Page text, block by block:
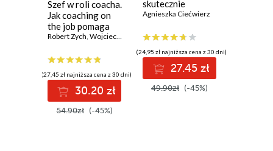
Szef w roli coacha.
Jak coaching on
the job pomaga
pracownikom w
znajdowaniu
rozwiązań
Robert Zych, Wojciech Badura
(27,45 zł najniższa cena z 30 dni)
30.20 zł
54.90zł (-45%)
skutecznie
wspomagać
pracowników
Agnieszka Ciećwierz
(24,95 zł najniższa cena z 30 dni)
27.45 zł
49.90zł (-45%)